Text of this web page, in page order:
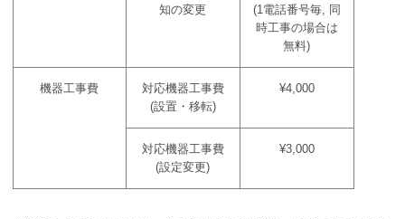
知の変更
(1電話番号毎, 同
時工事の場合は
無料)
機器工事費
対応機器工事費
(設置・移転)
¥4,000
対応機器工事費
(設定変更)
¥3,000